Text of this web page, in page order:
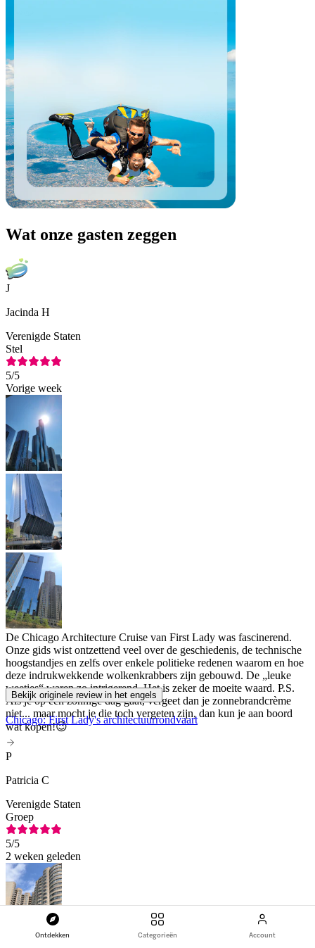
Ontdekken Categorieën Account
Wat onze gasten zeggen
J
Jacinda H
Verenigde Staten
Stel
5/5
Vorige week
De Chicago Architecture Cruise van First Lady was fascinerend.
Onze gids wist ontzettend veel over de geschiedenis, de technische
hoogstandjes en zelfs over enkele politieke redenen waarom en hoe
deze indrukwekkende wolkenkrabbers zijn gebouwd. De „leuke
weetjes“ waren zo intrigerend. Het is zeker de moeite waard. P.S.
Als je op een zonnige dag gaat, vergeet dan je zonnebrandcrème
niet... maar mocht je die toch vergeten zijn, dan kun je aan boord
wat kopen!😉
Bekijk originele review in het engels
Chicago: First Lady's architectuurrondvaart
P
Patricia C
Verenigde Staten
Groep
5/5
2 weken geleden